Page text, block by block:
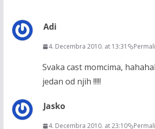
Adi
4. Decembra 2010. at 13:31
Svaka cast momcima,
jedan od njih !!!!!
Jasko
4. Decembra 2010. at 23:10